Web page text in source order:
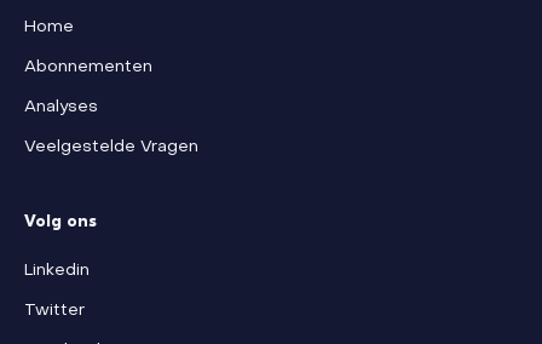
Home
Abonnementen
Analyses
Veelgestelde Vragen
Volg ons
Linkedin
Twitter